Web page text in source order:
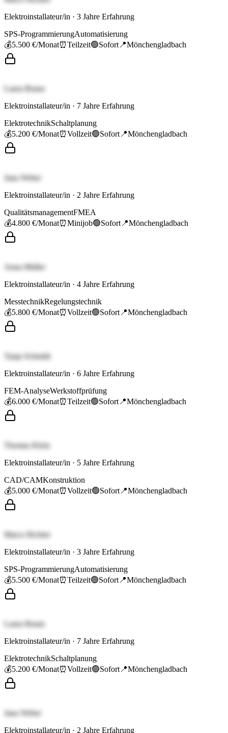
Elektroinstallateur/in · 3 Jahre Erfahrung
SPS-ProgrammierungAutomatisierung
💰5.500 €/Monat⏰Teilzeit🟢Sofort 📍Mönchengladbach
Laura Braun
Elektroinstallateur/in · 7 Jahre Erfahrung
ElektrotechnikSchaltplanung
💰5.200 €/Monat⏰Vollzeit🟢Sofort 📍Mönchengladbach
Jana Weber
Elektroinstallateur/in · 2 Jahre Erfahrung
QualitätsmanagementFMEA
💰4.800 €/Monat⏰Minijob🟢Sofort 📍Mönchengladbach
Anna Müller
Elektroinstallateur/in · 4 Jahre Erfahrung
MesstechnikRegelungstechnik
💰5.800 €/Monat⏰Vollzeit🟢Sofort 📍Mönchengladbach
Tanja Schmidt
Elektroinstallateur/in · 6 Jahre Erfahrung
FEM-AnalyseWerkstoffprüfung
💰6.000 €/Monat⏰Teilzeit🟢Sofort 📍Mönchengladbach
Thomas Klein
Elektroinstallateur/in · 5 Jahre Erfahrung
CAD/CAMKonstruktion
💰5.000 €/Monat⏰Vollzeit🟢Sofort 📍Mönchengladbach
Marco Richter
Elektroinstallateur/in · 3 Jahre Erfahrung
SPS-ProgrammierungAutomatisierung
💰5.500 €/Monat⏰Teilzeit🟢Sofort 📍Mönchengladbach
Laura Braun
Elektroinstallateur/in · 7 Jahre Erfahrung
ElektrotechnikSchaltplanung
💰5.200 €/Monat⏰Vollzeit🟢Sofort 📍Mönchengladbach
Jana Weber
Elektroinstallateur/in · 2 Jahre Erfahrung